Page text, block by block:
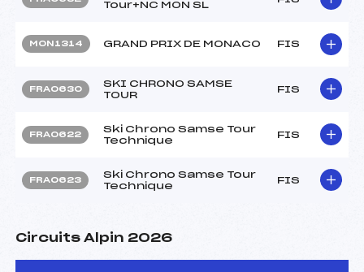
Tour+NC MON SL
MON1314 GRAND PRIX DE MONACO FIS
FRA0630
SKI CHRONO SAMSE
TOUR
FIS
FRA0622
Ski Chrono Samse Tour
Technique
FIS
FRA0623
Ski Chrono Samse Tour
Technique
FIS
Circuits Alpin 2026